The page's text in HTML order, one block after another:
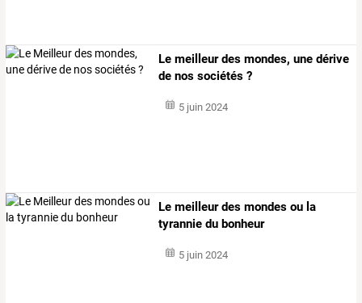
Le meilleur des mondes, une dérive
de nos sociétés ?
5 juin 2024
Le meilleur des mondes ou la
tyrannie du bonheur
5 juin 2024